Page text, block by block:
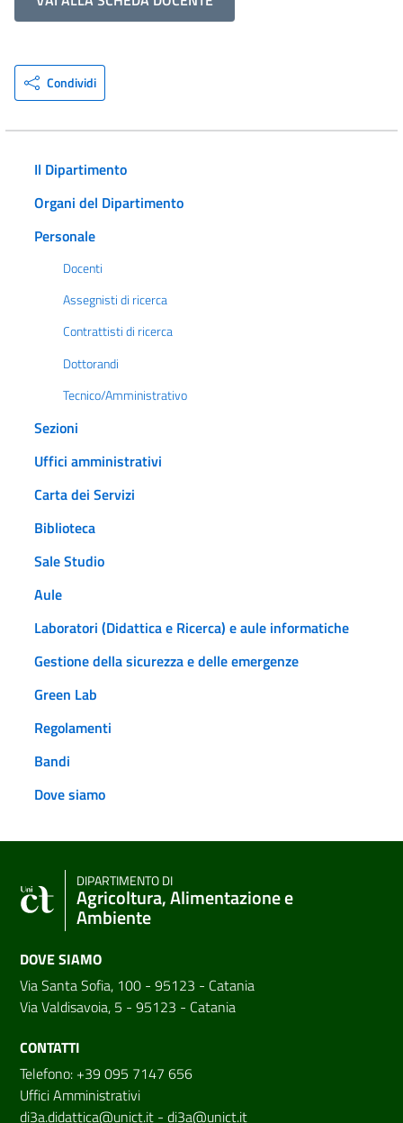
Condividi
Il Dipartimento
Organi del Dipartimento
Personale
Docenti
Assegnisti di ricerca
Contrattisti di ricerca
Dottorandi
Tecnico/Amministrativo
Sezioni
Uffici amministrativi
Carta dei Servizi
Biblioteca
Sale Studio
Aule
Laboratori (Didattica e Ricerca) e aule informatiche
Gestione della sicurezza e delle emergenze
Green Lab
Regolamenti
Bandi
Dove siamo
DIPARTIMENTO DI
Agricoltura, Alimentazione e
Ambiente
DOVE SIAMO
Via Santa Sofia, 100 - 95123 - Catania
Via Valdisavoia, 5 - 95123 - Catania
CONTATTI
Telefono: +39 095 7147 656
Uffici Amministrativi
di3a.didattica@unict.it - di3a@unict.it